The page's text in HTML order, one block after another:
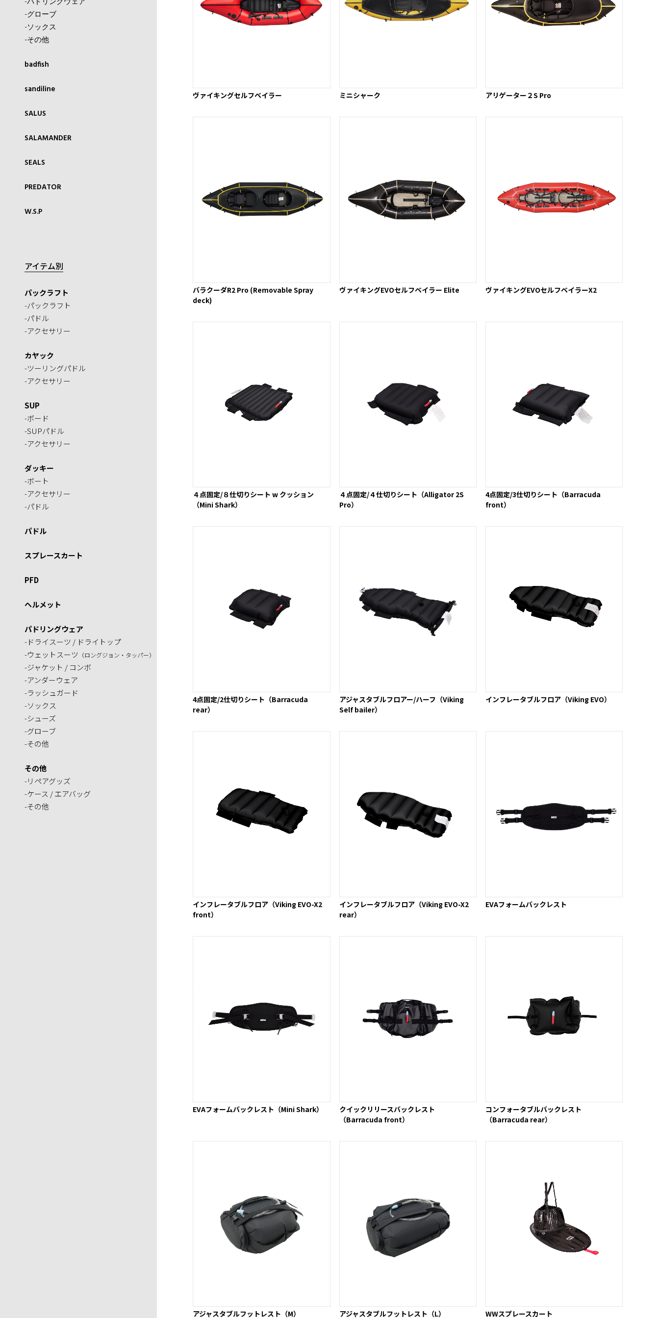
-グローブ
-ソックス
-その他
badfish
sandiline
SALUS
SALAMANDER
SEALS
PREDATOR
W.S.P
アイテム別
パックラフト
-パックラフト
-パドル
-アクセサリー
カヤック
-ツーリングパドル
-アクセサリー
SUP
-ボード
-SUPパドル
-アクセサリー
ダッキー
-ボート
-アクセサリー
-パドル
パドル
スプレースカート
PFD
ヘルメット
パドリングウェア
-ドライスーツ / ドライトップ
-ウェットスーツ （ロングジョン・タッパー）
-ジャケット / コンボ
-アンダーウェア
-ラッシュガード
-ソックス
-シューズ
-グローブ
-その他
その他
-リペアグッズ
-ケース / エアバッグ
-その他
ヴァイキングセルフベイラー ミニシャーク アリゲーター２S Pro
バラクーダR2 Pro (Removable Spray
deck)
ヴァイキングEVOセルフベイラー Elite ヴァイキングEVOセルフベイラーX2
４点固定/８仕切りシート w クッション
（Mini Shark）
４点固定/４仕切りシート（Alligator 2S
Pro）
4点固定/3仕切りシート（Barracuda
front）
4点固定/2仕切りシート（Barracuda
rear）
アジャスタブルフロアー/ハーフ（Viking
Self bailer）
インフレータブルフロア（Viking EVO）
インフレータブルフロア（Viking EVO-X2
front）
インフレータブルフロア（Viking EVO-X2
rear）
EVAフォームバックレスト
EVAフォームバックレスト（Mini Shark）
クイックリリースバックレスト
（Barracuda front）
コンフォータブルバックレスト
（Barracuda rear）
アジャスタブルフットレスト（M） アジャスタブルフットレスト（L） WWスプレースカート